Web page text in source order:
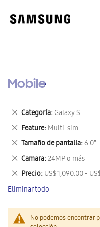
Mobile
No podemos encontrar
Categoría Galaxy S
Eliminar
este
artículo
Feature Multi-sim
Eliminar
este
artículo
Tamaño de pantalla 6.0"
Eliminar
este
artículo
Camara 24MP o más
Eliminar
este
artículo
Precio US$ 1,090.00 -
Eliminar
este
artículo
Eliminar todo